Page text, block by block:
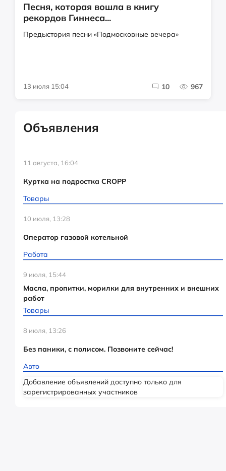
Песня, которая вошла в книгу
рекордов Гиннеса...
Предыстория песни «Подмосковные вечера»
13 июля 15:04 10 967
Объявления
11 августа, 16:04
Куртка на подростка CROPP
Товары
10 июля, 13:28
Оператор газовой котельной
Работа
9 июля, 15:44
Масла, пропитки, морилки для внутренних и внешних
работ
Товары
8 июля, 13:26
Без паники, с полисом. Позвоните сейчас!
Авто
Добавление объявлений доступно только для
зарегистрированных участников